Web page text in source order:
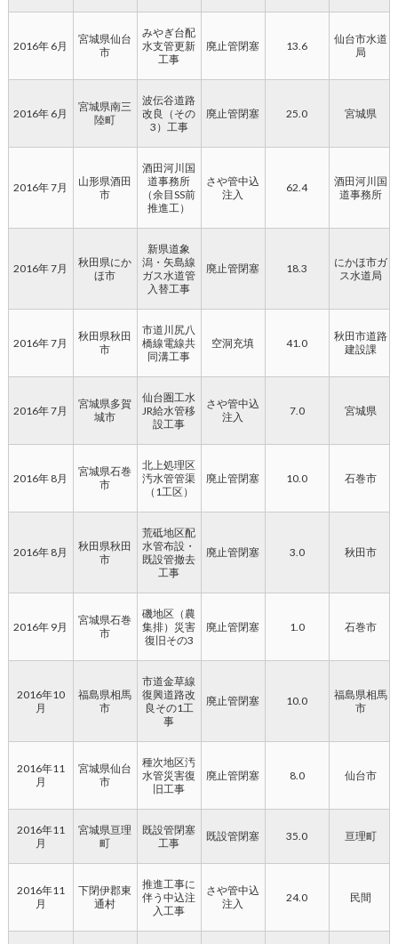
2016年 6月
宮城県仙台
市
みやぎ台配
水支管更新
工事
廃止管閉塞 13.6
仙台市水道
局
2016年 6月
宮城県南三
陸町
波伝谷道路
改良（その
3）工事
廃止管閉塞 25.0 宮城県
2016年 7月
山形県酒田
市
酒田河川国
道事務所
（余目SS前
推進工）
さや管中込
注入
62.4
酒田河川国
道事務所
2016年 7月
秋田県にか
ほ市
新県道象
潟・矢島線
ガス水道管
入替工事
廃止管閉塞 18.3
にかほ市ガ
ス水道局
2016年 7月
秋田県秋田
市
市道川尻八
橋線電線共
同溝工事
空洞充填 41.0
秋田市道路
建設課
2016年 7月
宮城県多賀
城市
仙台圏工水
JR給水管移
設工事
さや管中込
注入
7.0 宮城県
2016年 8月
宮城県石巻
市
北上処理区
汚水管管渠
（1工区）
廃止管閉塞 10.0 石巻市
2016年 8月
秋田県秋田
市
荒砥地区配
水管布設・
既設管撤去
工事
廃止管閉塞 3.0 秋田市
2016年 9月
宮城県石巻
市
磯地区（農
集排）災害
復旧その3
廃止管閉塞 1.0 石巻市
2016年10
月
福島県相馬
市
市道金草線
復興道路改
良その1工
事
廃止管閉塞 10.0
福島県相馬
市
2016年11
月
宮城県仙台
市
種次地区汚
水管災害復
旧工事
廃止管閉塞 8.0 仙台市
2016年11
月
宮城県亘理
町
既設管閉塞
工事
既設管閉塞 35.0 亘理町
2016年11
月
下閉伊郡東
通村
推進工事に
伴う中込注
入工事
さや管中込
注入
24.0 民間